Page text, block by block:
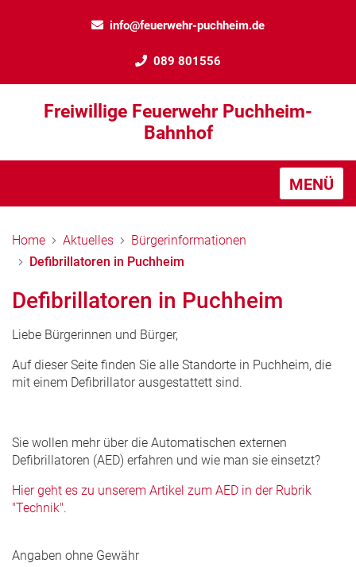
info@feuerwehr-puchheim.de
089 801556
Freiwillige Feuerwehr Puchheim-
Bahnhof
MENÜ
Home Aktuelles
Bürgerinformationen
Defibrillatoren in Puchheim
Defibrillatoren in Puchheim
Liebe Bürgerinnen und Bürger,
Auf dieser Seite finden Sie alle Standorte in Puchheim, die
mit einem Defibrillator ausgestattett sind.
Sie wollen mehr über die Automatischen externen
Defibrillatoren (AED) erfahren und wie man sie einsetzt?
Hier geht es zu unserem Artikel zum AED in der Rubrik
"Technik".
Angaben ohne Gewähr